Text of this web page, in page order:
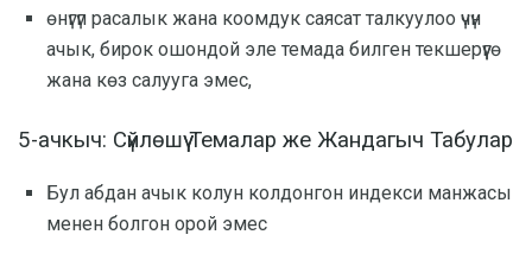
өнүгүп расалык жана коомдук саясат талкуулоо үчүн
ачык, бирок ошондой эле темада билген текшерүүгө
жана көз салууга эмес,
5-ачкыч: Сүйлөшүү Темалар же Жандагыч Табулар
Бул абдан ачык колун колдонгон индекси манжасы
менен болгон орой эмес